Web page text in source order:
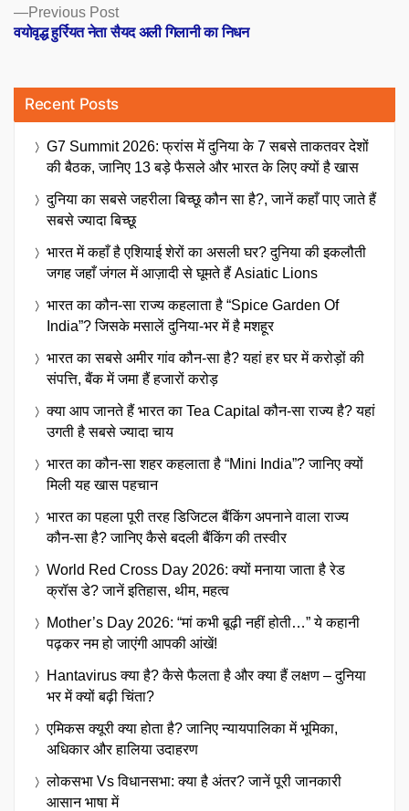
Previous PostPrevious
post:
वयोवृद्ध हुर्रियत नेता सैयद अली गिलानी का निधन
Recent Posts
G7 Summit 2026: फ्रांस में दुनिया के 7 सबसे ताकतवर देशों
की बैठक, जानिए 13 बड़े फैसले और भारत के लिए क्यों है खास
दुनिया का सबसे जहरीला बिच्छू कौन सा है?, जानें कहाँ पाए जाते हैं
सबसे ज्यादा बिच्छू
भारत में कहाँ है एशियाई शेरों का असली घर? दुनिया की इकलौती
जगह जहाँ जंगल में आज़ादी से घूमते हैं Asiatic Lions
भारत का कौन-सा राज्य कहलाता है “Spice Garden Of
India”? जिसके मसालें दुनिया-भर में है मशहूर
भारत का सबसे अमीर गांव कौन-सा है? यहां हर घर में करोड़ों की
संपत्ति, बैंक में जमा हैं हजारों करोड़
क्या आप जानते हैं भारत का Tea Capital कौन-सा राज्य है? यहां
उगती है सबसे ज्यादा चाय
भारत का कौन-सा शहर कहलाता है “Mini India”? जानिए क्यों
मिली यह खास पहचान
भारत का पहला पूरी तरह डिजिटल बैंकिंग अपनाने वाला राज्य
कौन-सा है? जानिए कैसे बदली बैंकिंग की तस्वीर
World Red Cross Day 2026: क्यों मनाया जाता है रेड
क्रॉस डे? जानें इतिहास, थीम, महत्व
Mother’s Day 2026: “मां कभी बूढ़ी नहीं होती…” ये कहानी
पढ़कर नम हो जाएंगी आपकी आंखें!
Hantavirus क्या है? कैसे फैलता है और क्या हैं लक्षण – दुनिया
भर में क्यों बढ़ी चिंता?
एमिकस क्यूरी क्या होता है? जानिए न्यायपालिका में भूमिका,
अधिकार और हालिया उदाहरण
लोकसभा Vs विधानसभा: क्या है अंतर? जानें पूरी जानकारी
आसान भाषा में